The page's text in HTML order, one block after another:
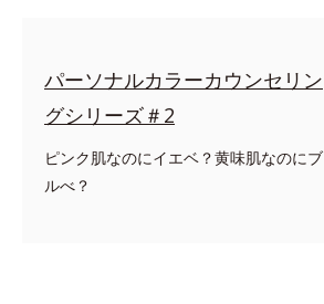
パーソナルカラーカウンセリン
グシリーズ＃2
ピンク肌なのにイエベ？黄味肌なのにブ
ルべ？